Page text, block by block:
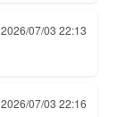
2026/07/03 22:13
2026/07/03 22:16